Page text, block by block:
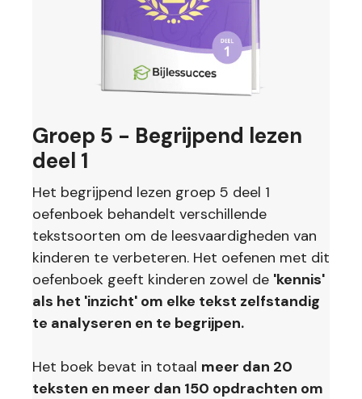
Groep 5 - Begrijpend lezen
deel 1
Het begrijpend lezen groep 5 deel 1
oefenboek behandelt verschillende
tekstsoorten om de leesvaardigheden van
kinderen te verbeteren. Het oefenen met dit
oefenboek geeft kinderen zowel de 'kennis'
als het 'inzicht' om elke tekst zelfstandig
te analyseren en te begrijpen.
Het boek bevat in totaal meer dan 20
teksten en meer dan 150 opdrachten om